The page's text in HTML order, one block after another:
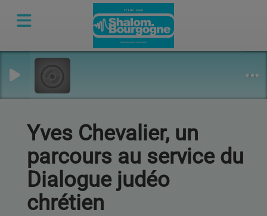
Yves Chevalier, un
parcours au service du
Dialogue judéo
chrétien